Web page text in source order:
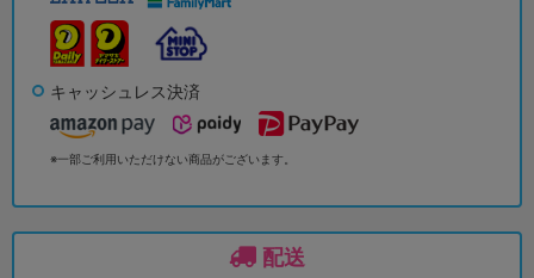
キャッシュレス決済
※一部ご利用いただけない商品がございます。
配送